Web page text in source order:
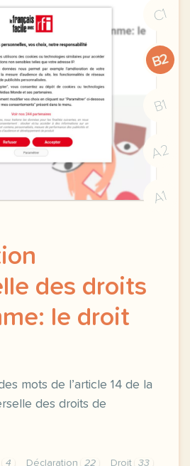
C1
B2
B1
A2
A1
des droits
le droit
mots de l’article 14 de la
des droits de
4 Déclaration 22 Droit
33